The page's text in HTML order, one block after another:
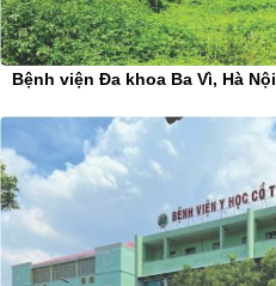
Bệnh viện Đa khoa Ba Vì, Hà Nội